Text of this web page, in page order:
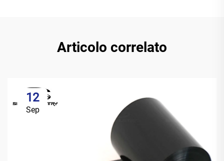
Articolo correlato
12
Sep